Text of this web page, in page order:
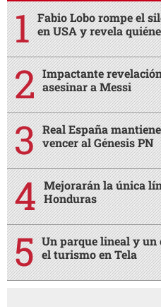
Fabio Lobo rompe el
en USA y revela
Impactante
asesinar a Messi
Real España
vencer al Génesis PN
Mejorarán la única
Honduras
Un parque lineal y un
el turismo en Tela